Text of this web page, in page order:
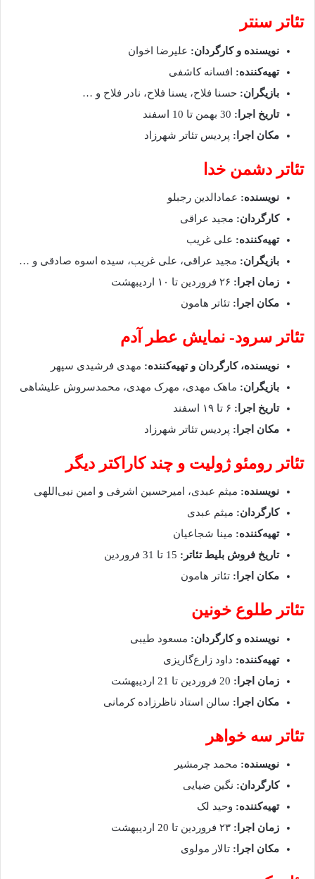
تئاتر سنتر
نویسنده و کارگردان: علیرضا اخوان
تهیه‌کننده:
افسانه کاشفی
بازیگران: حسنا فلاح، یسنا فلاح، نادر فلاح و …
تاریخ اجرا:
مکان اجرا: پردیس تئاتر شهرزاد
تئاتر دشمن خدا
نویسنده: عمادالدین رجبلو
کارگردان: مجید عراقی
تهیه‌کننده: علی غریب
بازیگران: مجید عراقی، علی غریب، سیده اسوه صادقی و …
زمان اجرا: ۲۶ فروردین تا ۱۰ اردیبهشت
مکان اجرا: تئاتر هامون
تئاتر سرود- نمایش عطر آدم
نویسنده، کارگردان و تهیه‌کننده: مهدی فرشیدی سپهر
بازیگران: ماهک مهدی، مهرک مهدی، محمدسروش علیشاهی
تاریخ اجرا: ۶ تا ۱۹ اسفند
مکان اجرا: پردیس تئاتر شهرزاد
تئاتر رومئو ژولیت و چند کاراکتر دیگر
نویسنده: میثم‌ عبدی، امیرحسین اشرفی و امین نبی‌اللهی
کارگردان: میثم عبدی
تهیه‌کننده: مینا شجاعیان
تاریخ فروش بلیط تئاتر:
مکان اجرا: تئاتر هامون
تئاتر طلوع خونین
نویسنده و کارگردان: مسعود طیبی
تهیه‌‌کننده: داود زارع‌گاریزی
زمان اجرا:
مکان اجرا: سالن استاد ناظرزاده کرمانی
تئاتر سه خواهر
نویسنده: محمد چرمشیر
کارگردان: نگین ضیایی
تهیه‌کننده: وحید لک
زمان اجرا:
مکان اجرا: تالار مولوی